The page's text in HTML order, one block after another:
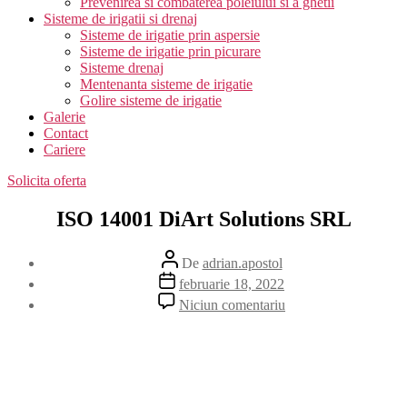
Sisteme de irigatii si drenaj
Sisteme de irigatie prin aspersie
Sisteme de irigatie prin picurare
Sisteme drenaj
Mentenanta sisteme de irigatie
Golire sisteme de irigatie
Galerie
Contact
Cariere
Solicita oferta
ISO 14001 DiArt Solutions SRL
Autor
articol
De adrian.apostol
Dată
articol
februarie 18, 2022
Niciun comentariu
ISO